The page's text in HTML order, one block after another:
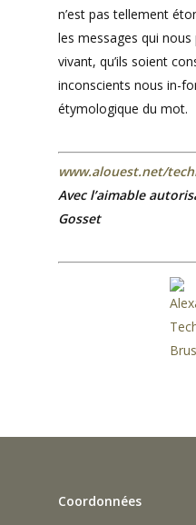
n’est pas tellement
les messages qui
vivant, qu’ils soient
inconscients nous in-
étymologique du mot.
www.alouest.net/
Avec l’aimable
Gosset
Coordonnées